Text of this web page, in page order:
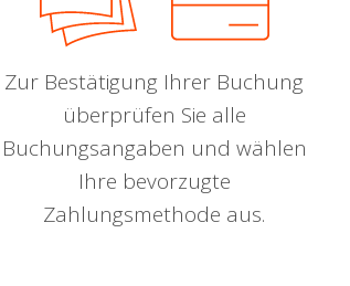
Zur Bestätigung Ihrer Buchung
überprüfen Sie alle
Buchungsangaben und wählen
Ihre bevorzugte
Zahlungsmethode aus.